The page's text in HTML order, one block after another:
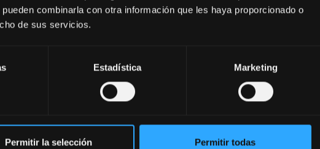
combinarla con otra información que les haya proporcionado o
de sus servicios.
Estadística Marketing
Permitir la selección Permitir todas
Concessionário